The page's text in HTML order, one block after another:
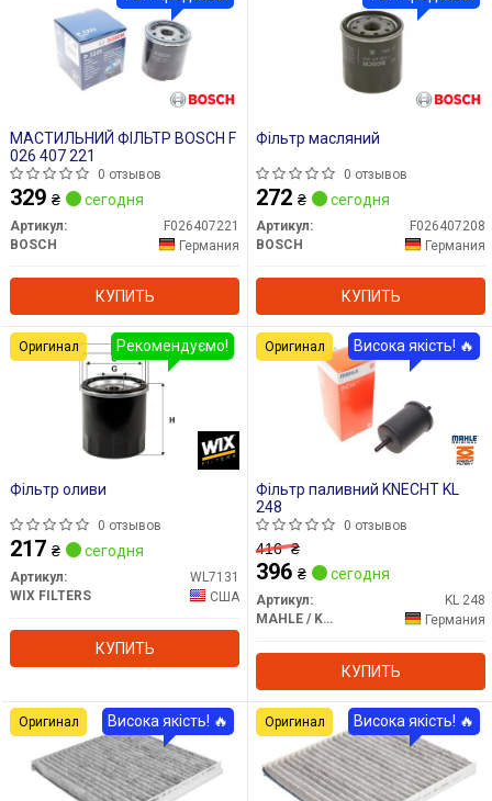
МАСТИЛЬНИЙ ФІЛЬТР BOSCH F
026 407 221
0 отзывов
329 ₴ сегодня
Артикул:
F026407221
BOSCH
Германия
КУПИТЬ
Фільтр масляний
0 отзывов
272 ₴ сегодня
Артикул:
F026407208
BOSCH
Германия
КУПИТЬ
Фільтр оливи
0 отзывов
217 ₴ сегодня
Артикул:
WL7131
WIX FILTERS
США
КУПИТЬ
Рекомендуємо!
Оригинал
Фільтр паливний KNECHT KL
248
0 отзывов
416₴
396 ₴ сегодня
Артикул:
KL 248
MAHLE / KNECHT
Германия
КУПИТЬ
Висока якість! 🔥
Оригинал
Висока якість! 🔥
Оригинал Висока якість! 🔥
Оригинал